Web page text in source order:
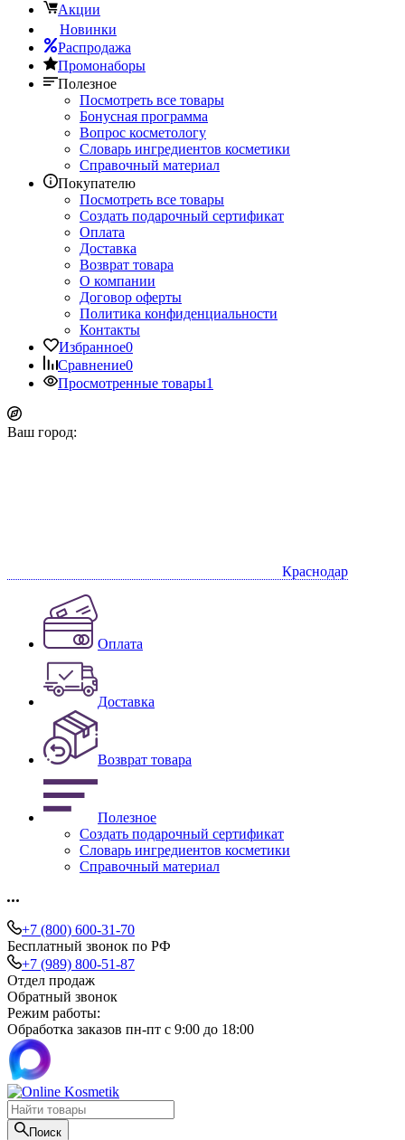
Акции
Новинки
Распродажа
Промонаборы
Полезное
Посмотреть все товары
Бонусная программа
Вопрос косметологу
Словарь ингредиентов косметики
Справочный материал
Покупателю
Посмотреть все товары
Создать подарочный сертификат
Оплата
Доставка
Возврат товара
О компании
Договор оферты
Политика конфиденциальности
Контакты
Избранное0
Сравнение0
Просмотренные товары1
Ваш город:
Краснодар
Оплата
Доставка
Возврат товара
Полезное
Создать подарочный сертификат
Словарь ингредиентов косметики
Справочный материал
+7 (800) 600-31-70
Бесплатный звонок по РФ
+7 (989) 800-51-87
Отдел продаж
Обратный звонок
Режим работы:
Обработка заказов пн-пт с 9:00 до 18:00
Поиск